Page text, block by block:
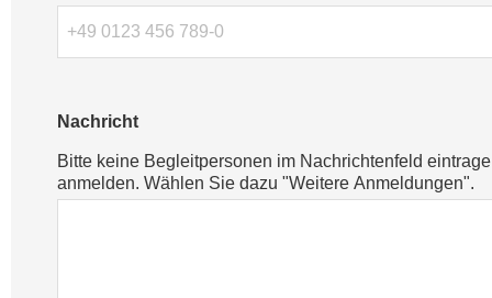
Nachricht
Bitte keine Begleitpersonen im Nachrichtenfeld
anmelden. Wählen Sie dazu "Weitere Anmeldungen".